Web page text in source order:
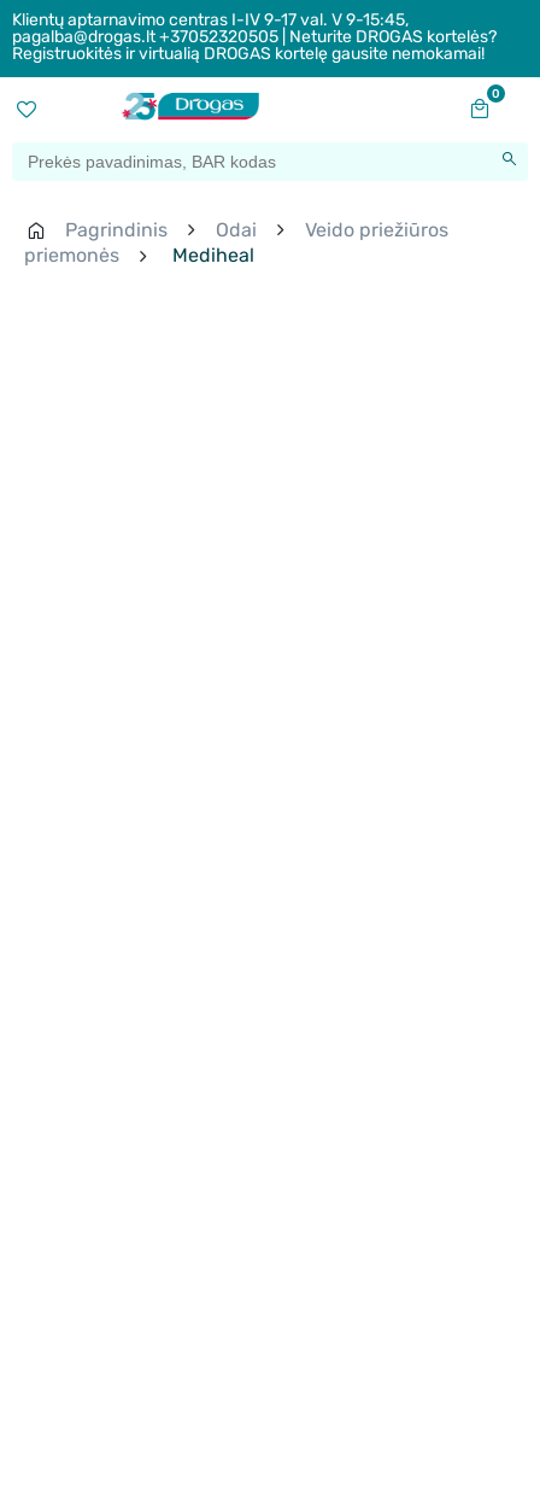
Klientų aptarnavimo centras I-IV 9-17 val. V 9-15:45,
pagalba@drogas.lt +37052320505 | Neturite DROGAS kortelės?
Registruokitės ir virtualią DROGAS kortelę gausite nemokamai!
0
Pagrindinis Odai
Veido priežiūros
priemonės
Mediheal